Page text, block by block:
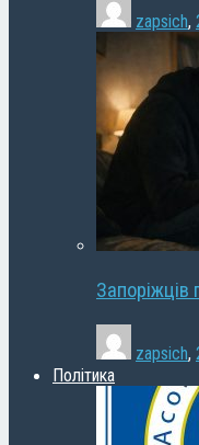
zapsich,
zapsich,
Політика